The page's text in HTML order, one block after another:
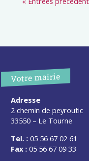
Votre mairie
Adresse
2 chemin de peyroutic
33550 – Le Tourne
Tel. : 05 56 67 02 61
Fax : 05 56 67 09 33